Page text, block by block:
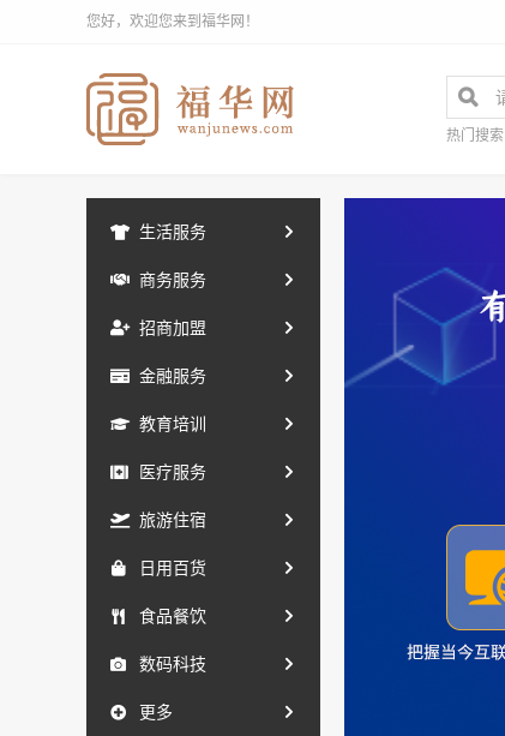
您好，欢迎您来到福华网！
热门搜索
生活服务
商务服务
招商加盟
金融服务
教育培训
医疗服务
旅游住宿
日用百货
食品餐饮
数码科技
更多